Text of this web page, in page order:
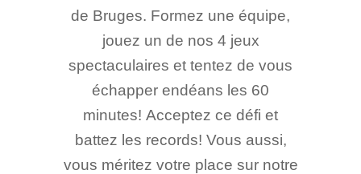
de Bruges. Formez une équipe,
jouez un de nos 4 jeux
spectaculaires et tentez de vous
échapper endéans les 60
minutes! Acceptez ce défi et
battez les records! Vous aussi,
vous méritez votre place sur notre